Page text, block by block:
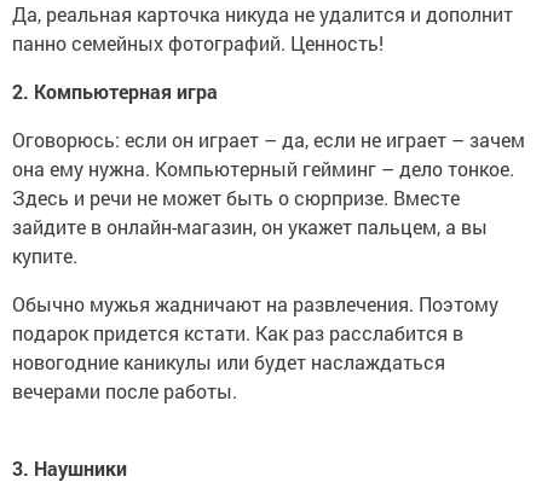
Да, реальная карточка никуда не удалится и дополнит
панно семейных фотографий. Ценность!
2. Компьютерная игра
Оговорюсь: если он играет – да, если не играет – зачем
она ему нужна. Компьютерный гейминг – дело тонкое.
Здесь и речи не может быть о сюрпризе. Вместе
зайдите в онлайн-магазин, он укажет пальцем, а вы
купите.
Обычно мужья жадничают на развлечения. Поэтому
подарок придется кстати. Как раз расслабится в
новогодние каникулы или будет наслаждаться
вечерами после работы.
3. Наушники